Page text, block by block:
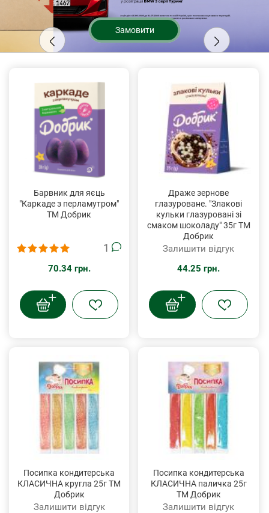
Замовити
Барвник для яєць
"Каркаде з перламутром"
ТМ Добрик
1
70.34 грн.
Драже зернове
глазуроване. "Злакові
кульки глазуровані зі
смаком шоколаду" 35г ТМ
Добрик
Залишити відгук
44.25 грн.
Посипка кондитерська
КЛАСИЧНА кругла 25г ТМ
Добрик
Залишити відгук
Посипка кондитерська
КЛАСИЧНА паличка 25г
ТМ Добрик
Залишити відгук